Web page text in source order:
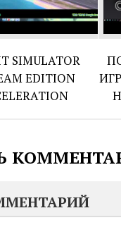
SIMULATOR
EDITION